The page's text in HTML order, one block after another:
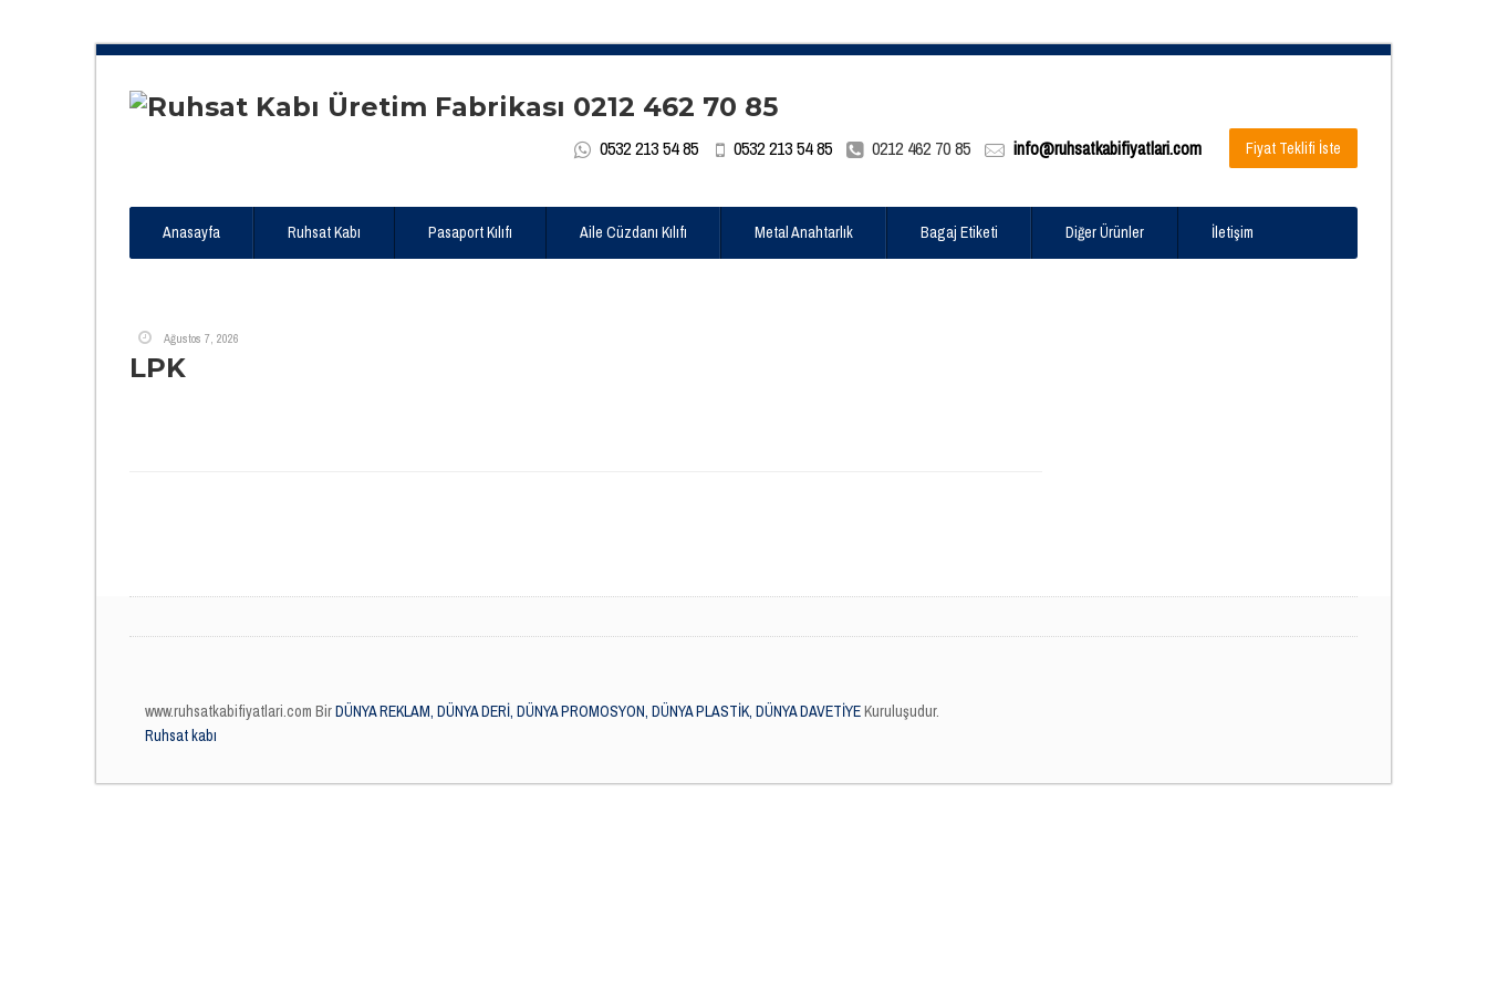
0532 213 54 85 0532 213 54 85 0212 462 70 85 info@ruhsatkabifiyatlari.com Fiyat Teklifi İste
Anasayfa Ruhsat Kabı Pasaport Kılıfı Aile Cüzdanı Kılıfı Metal Anahtarlık Bagaj Etiketi Diğer Ürünler İletişim
Ağustos 7, 2026
LPK
www.ruhsatkabifiyatlari.com BirDÜNYA REKLAM, DÜNYA DERİ, DÜNYA PROMOSYON, DÜNYA PLASTİK, DÜNYA DAVETİYEKuruluşudur.
Ruhsat kabı